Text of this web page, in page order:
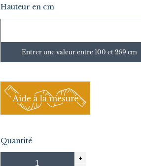
Hauteur en cm
Entrer une valeur entre 100 et 269 cm
Quantité